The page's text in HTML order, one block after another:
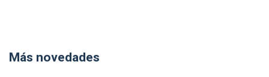
Más novedades